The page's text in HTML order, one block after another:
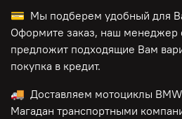
💳 Мы подберем удобный для
Оформите заказ, наш менеджер
предложит подходящие Вам
покупка в кредит.
🚚 Доставляем мотоциклы
Магадан транспортными